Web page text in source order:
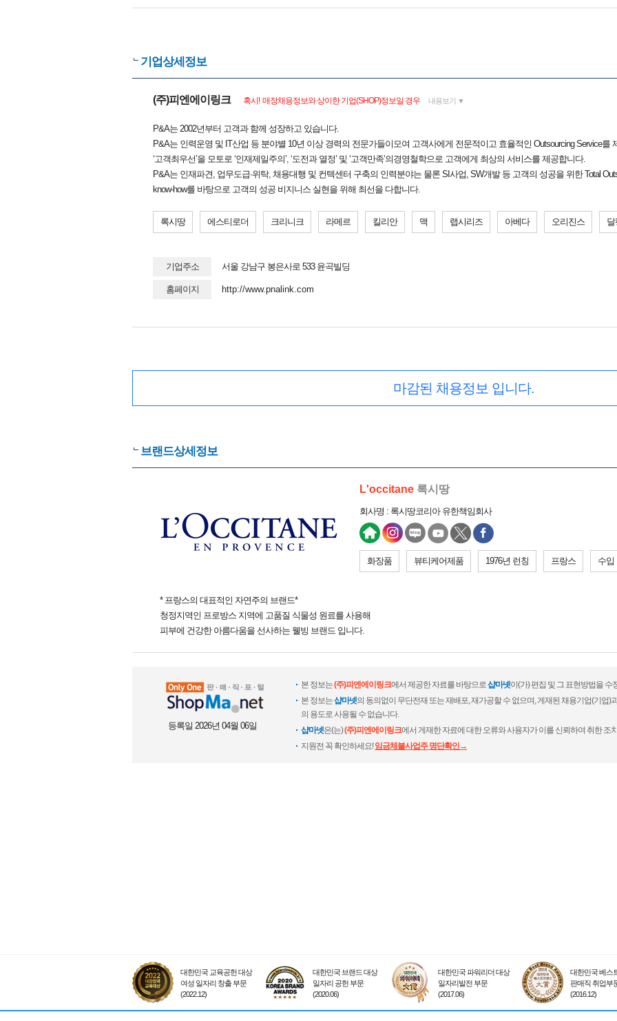
기업상세정보
(주)피엔에이링크 혹시! 매장채용정보와 상이한 기업(SHOP)정보일 경우 내용보기 ▼
P&A는 2002년부터 고객과 함께 성장하고 있습니다.
P&A는 인력운영 및 IT산업 등 분야별 10년 이상 경력의 전문가들이모여 고객사에게 전문적이고 효율적인 Outsourcing Service를
‘고객최우선’을 모토로 ‘인재제일주의’, ‘도전과 열정’ 및 ‘고객만족’의경영철학으로 고객에게 최상의 서비스를 제공합니다.
P&A는 인재파견, 업무도급·위탁, 채용대행 및 컨텍센터 구축의 인력분야는 물론 SI사업, SW개발 등 고객의 성공을 위한 Total
know-how를 바탕으로 고객의 성공 비지니스 실현을 위해 최선을 다합니다.
록시땅 에스티로더 크리니크 라메르 킬리안 맥 랩시리즈 아베다 오리진스 달
기업주소 서울 강남구 봉은사로 533 윤곡빌딩
홈페이지 http://www.pnalink.com
마감된 채용정보 입니다.
브랜드상세정보
L'occitane 록시땅
회사명 : 록시땅코리아 유한책임회사
화장품 뷰티케어제품 1976년 런칭 프랑스 수입
* 프랑스의 대표적인 자연주의 브랜드*
청정지역인 프로방스 지역에 고품질 식물성 원료를 사용해
피부에 건강한 아름다움을 선사하는 웰빙 브랜드 입니다.
등록일 2026년 04월 06일
본 정보는(주)피엔에이링크에서 제공한 자료를 바탕으로샵마넷이(가) 편집 및 그 표현방법을 수
본 정보는샵마넷의 동의없이 무단전재 또는 재배포, 재가공할 수 없으며, 게재된 채용기업(기업)
의 용도로 사용될 수 없습니다.
샵마넷은(는)(주)피엔에이링크에서 게재한 자료에 대한 오류와 사용자가 이를 신뢰하여 취한 조
지원전 꼭 확인하세요!임금체불사업주 명단확인→
대한민국 교육공헌 대상
여성 일자리 창출 부문
(2022.12)
대한민국 브랜드 대상
일자리 공헌 부문
(2020.06)
대한민국 파워리더 대상
일자리발전 부문
(2017.06)
대한민국 베스
판매직 취업부
(2016.12)